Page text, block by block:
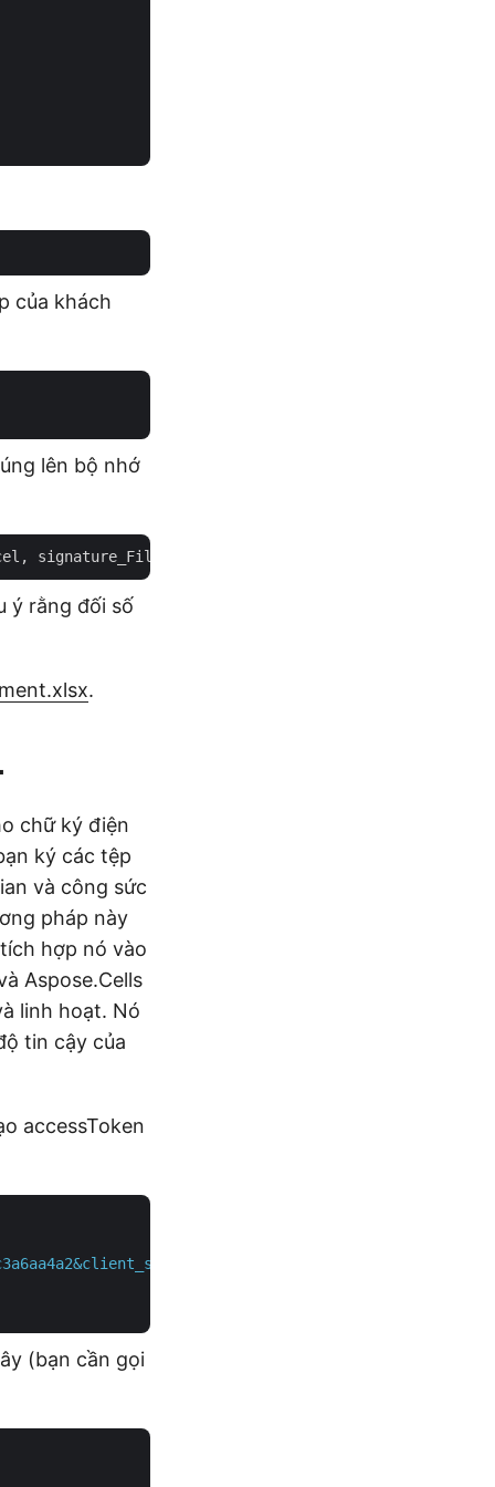
của khách
lên bộ nhớ
signature_File,
ý rằng đối số
.
chữ ký điện
ký các tệp
và công sức
pháp này
hợp nó vào
Aspose.Cells
linh hoạt. Nó
tin cậy của
accessToken
(bạn cần gọi